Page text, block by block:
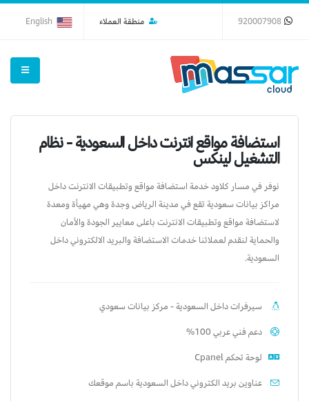
920007908 منطقة العملاء English
استضافة مواقع انترنت داخل السعودية - نظام
التشغيل لينكس
نوفر في مسار كلاود خدمة استضافة مواقع وتطبيقات الانترنت داخل
مراكز بيانات سعودية تقع في مدينة الرياض وجدة وهي مهيأة ومعدة
لاستضافة مواقع وتطبيقات الانترنت باعلى معايير الجودة والأمان
والحماية لنقدم لعملائنا خدمات الاستضافة والبريد الالكتروني داخل
السعودية.
سيرفرات داخل السعودية - مركز بيانات سعودي
دعم فني عربي 100%
لوحة تحكم Cpanel
عناوين بريد الكتروني داخل السعودية باسم موقعك